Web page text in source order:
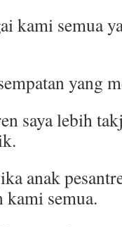
kami semua
yang
saya lebih
anak
kami semua.